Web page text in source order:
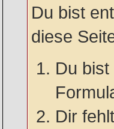
Du bist
diese
Du
Dir